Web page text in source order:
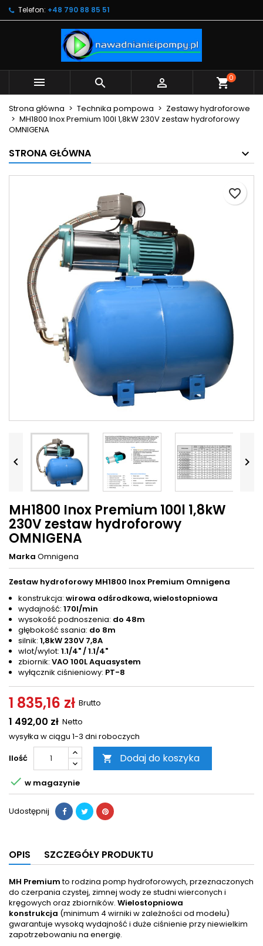
Telefon: +48 790 88 85 51
   shopping_cart0
Strona główna Technika pompowa
Zestawy hydroforowe
MH1800 Inox Premium 100l 1,8kW 230V zestaw hydroforowy
OMNIGENA
STRONA GŁÓWNA
 
MH1800 Inox Premium 100l 1,8kW
230V zestaw hydroforowy
OMNIGENA
Marka Omnigena
Zestaw hydroforowy MH1800 Inox Premium Omnigena
konstrukcja: wirowa odśrodkowa, wielostopniowa
wydajność: 170l/min
wysokość podnoszenia: do 48m
głębokość ssania: do 8m
silnik: 1,8kW 230V 7,8A
wlot/wylot: 1.1/4" / 1.1/4"
zbiornik: VAO 100L Aquasystem
wyłącznik ciśnieniowy: PT-8
1 835,16 zł Brutto
1 492,00 zł Netto
wysyłka w ciągu 1-3 dni roboczych
Ilość
 Dodaj do koszyka
favorite_border
 w magazynie
Udostępnij
OPIS SZCZEGÓŁY PRODUKTU
MH Premiumto rodzina pomp hydroforowych, przeznaczonych
do czerpania czystej, zimnej wody ze studni wierconych i
kręgowych oraz zbiorników. Wielostopniowa
konstrukcja (minimum 4 wirniki w zależności od modelu)
gwarantuje wysoką wydajność i duże ciśnienie przy niewielkim
zapotrzebowaniu na energię.
Moje listy życzeń ×
Utwórz nową listę
Utwórz listę życzeń ×
Nazwa listy życzeń
Anuluj Utwórz listę życzeń
Zaloguj się ×
Musisz być zalogowany by zapisać produkty na
swojej liście życzeń.